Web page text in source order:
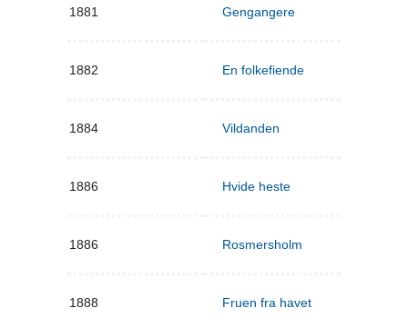
1881 Gengangere
1882 En folkefiende
1884 Vildanden
1886 Hvide heste
1886 Rosmersholm
1888 Fruen fra havet